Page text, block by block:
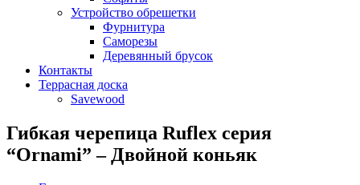
Устройство обрешетки
Фурнитура
Саморезы
Деревянный брусок
Контакты
Террасная доска
Savewood
Гибкая черепица Ruflex серия
“Ornami” – Двойной коньяк